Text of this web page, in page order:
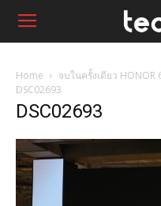
Home
จบในครั้งเดียว HONOR
DSC02693
DSC02693